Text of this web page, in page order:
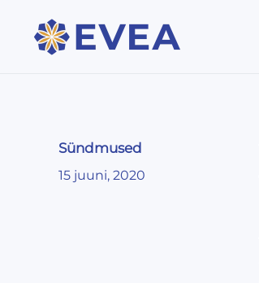
Sündmused
15 juuni, 2020